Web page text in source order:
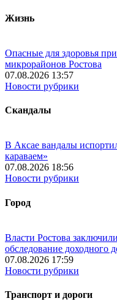
Жизнь
Опасные для здоровья
микрорайонов Ростова
07.08.2026 13:57
Новости рубрики
Скандалы
В Аксае вандалы
караваем»
07.08.2026 18:56
Новости рубрики
Город
Власти Ростова
обследование доходного
07.08.2026 17:59
Новости рубрики
Транспорт и дороги